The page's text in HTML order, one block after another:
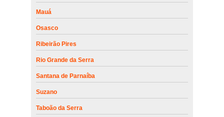
Mauá
Osasco
Ribeirão Pires
Rio Grande da Serra
Santana de Parnaíba
Suzano
Taboão da Serra